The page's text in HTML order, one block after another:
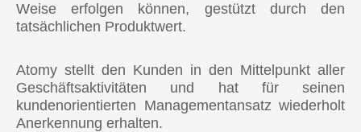
Weise erfolgen können, gestützt durch den
tatsächlichen Produktwert.
Atomy stellt den Kunden in den Mittelpunkt aller
Geschäftsaktivitäten und hat für seinen
kundenorientierten Managementansatz wiederholt
Anerkennung erhalten.